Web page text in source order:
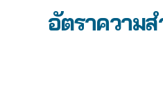
อัตราความส